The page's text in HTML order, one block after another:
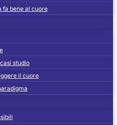
fa bene al cuore
studio
il cuore